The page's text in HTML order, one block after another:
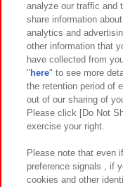
イベント・キャンペ
関連会社 サ
プライバシーポリシー
お取引先さまと
カスタマーハラスメント
analyze our traffic and
share information
analytics and
other information that
have collected from
" here" to see more
the retention period of
out of our sharing of
Please click [Do Not
exercise your right.
Please note that even
preference signals , if
cookies and other